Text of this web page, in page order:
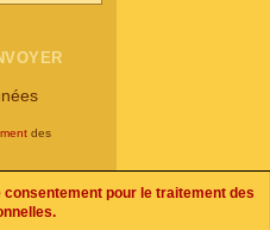
des
pour le traitement des